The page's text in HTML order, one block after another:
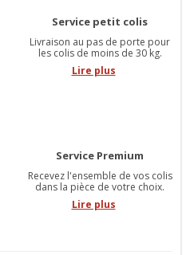
Service petit colis
Livraison au pas de porte pour
les colis de moins de 30 kg.
Lire plus
Service Premium
Recevez l'ensemble de vos colis
dans la pièce de votre choix.
Lire plus